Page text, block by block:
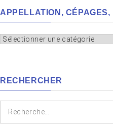
APPELLATION, CÉPAGES,
Appellation,
RECHERCHER
Rechercher :